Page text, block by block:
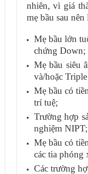
nhiên, vì giá
mẹ bầu sau
Mẹ bầu lớn
chứng Down;
Mẹ bầu siêu
và/hoặc
Mẹ bầu có
trí tuệ;
Trường hợp
nghiệm NIPT;
Mẹ bầu có
các tia phóng
Các trường